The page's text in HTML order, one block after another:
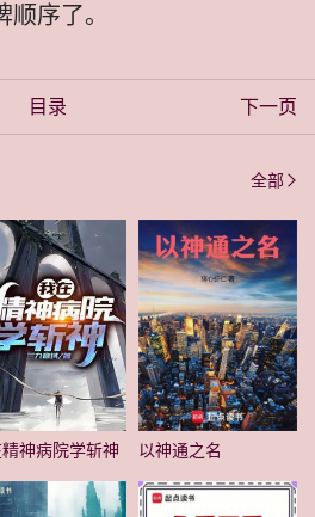
序了。
目录 下一页
全部
神病院学斩神 以神通之名